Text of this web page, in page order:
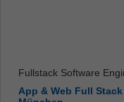
Fullstack Software
App & Web Full